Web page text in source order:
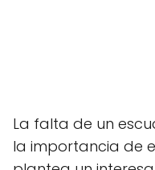
La falta de un
la importancia de